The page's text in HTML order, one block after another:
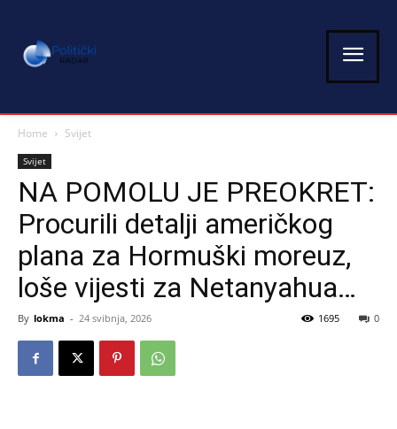
Home Svijet
Svijet
NA POMOLU JE PREOKRET:
Procurili detalji američkog
plana za Hormuški moreuz,
loše vijesti za Netanyahua…
By lokma - 24 svibnja, 2026 0
1695